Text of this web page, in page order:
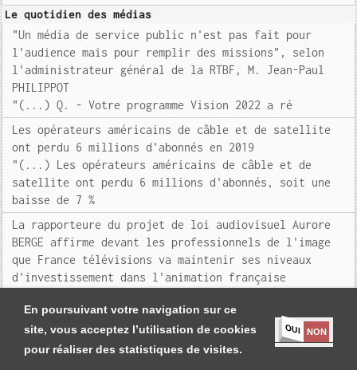
En poursuivant votre navigation sur ce
site, vous acceptez l’utilisation de cookies
pour réaliser des statistiques de visites.
OUI NON
Le quotidien des médias
"Un média de service public n'est pas fait pour
l'audience mais pour remplir des missions", selon
l'administrateur général de la RTBF, M. Jean-Paul
PHILIPPOT
"(...) Q. - Votre programme Vision 2022 a ré
Les opérateurs américains de câble et de satellite
ont perdu 6 millions d'abonnés en 2019
"(...) Les opérateurs américains de câble et de
satellite ont perdu 6 millions d'abonnés, soit une
baisse de 7 %
La rapporteure du projet de loi audiovisuel Aurore
BERGE affirme devant les professionnels de l'image
que France télévisions va maintenir ses niveaux
d'investissement dans l'animation française